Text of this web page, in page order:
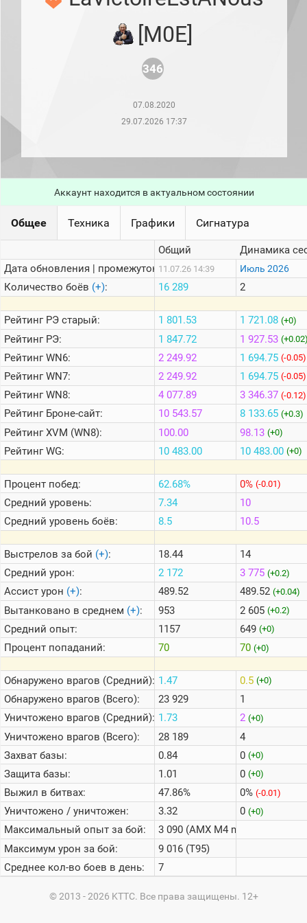
последние
сессии)
Онлайн
Цветовая
Теlegram
ВК
Портал
Мира
Танков
[M0E]
346
07.08.2020
29.07.2026 17:37
Аккаунт находится в актуальном состоянии
Общее Техника Графики Сигнатура
Дата обновления | промежуток:
Количество боёв (+):
РейтингРЭ старый:
РейтингРЭ:
РейтингWN6:
РейтингWN7:
РейтингWN8:
РейтингБроне-сайт:
РейтингXVM (WN8):
РейтингWG:
Процент побед:
Средний уровень:
Средний уровень боёв:
Выстрелов за бой (+):
Средний урон:
Ассист урон (+):
Вытанковано в среднем (+):
Средний опыт:
Процент попаданий:
Обнаружено врагов (Средний):
Обнаружено врагов (Всего):
Уничтожено врагов (Средний):
Уничтожено врагов (Всего):
Захват базы:
Защита базы:
Выжил в битвах:
Уничтожено / уничтожен:
Максимальный опыт за бой:
Максимум урон за бой:
Среднее кол-во боев в день:
Общий
11.07.26 14:39
16 289
1 801.53
1 847.72
2 249.92
2 249.92
4 077.89
10 543.57
100.00
10 483.00
62.68%
7.34
8.5
18.44
2 172
489.52
953
1157
70
1.47
23 929
1.73
28 189
0.84
1.01
47.86%
3.32
3 090 (AMX M4 mle. 45)
9 016 (T95)
7
Динамика
Июль 2026
2
1 721.08 (+0)
1 927.53
1 694.75 (-0.05)
1 694.75 (-0.05)
3 346.37 (-0.12)
8 133.65 (+0.3)
98.13 (+0)
10 483.00 (+0)
0% (-0.01)
10
10.5
14
3 775 (+0.2)
489.52 (+0.04)
2 605 (+0.2)
649 (+0)
70 (+0)
0.5 (+0)
1
2 (+0)
4
0 (+0)
0 (+0)
0% (-0.01)
0 (+0)
© 2013 - 2026 KTTC. Все права защищены. 12+